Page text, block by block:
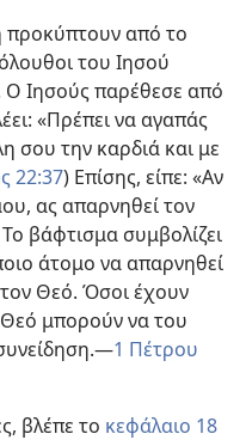
προκύπτουν από το
του Ιησού
Ιησούς παρέθεσε από
«Πρέπει να αγαπάς
σου την καρδιά και με
22:37) Επίσης, είπε: «Αν
ας απαρνηθεί τον
βάφτισμα συμβολίζει
άτομο να απαρνηθεί
Θεό. Όσοι έχουν
Θεό μπορούν να του
1 Πέτρου
βλέπε το κεφάλαιο 18